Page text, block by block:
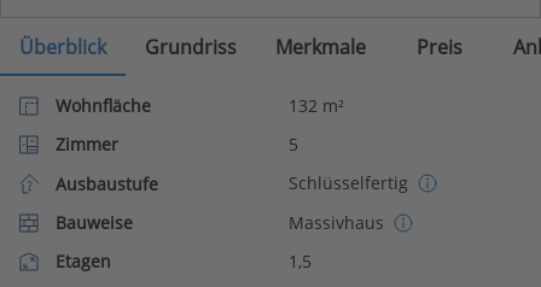
Überblick Grundriss Merkmale Preis
Wohnfläche
132 m²
Zimmer
5
Ausbaustufe
Schlüsselfertig
Bauweise
Massivhaus
Etagen
1,5